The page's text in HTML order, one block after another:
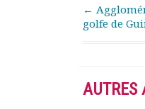
Post
←
golfe de
AUTRES